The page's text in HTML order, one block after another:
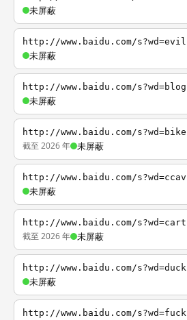
未屏蔽
http://www.baidu.com/s?wd=evil
未屏蔽
http://www.baidu.com/s?wd=blog
未屏蔽
http://www.baidu.com/s?wd=bike
截至 2026 年 未屏蔽
http://www.baidu.com/s?wd=ccav
未屏蔽
http://www.baidu.com/s?wd=cart
截至 2026 年 未屏蔽
http://www.baidu.com/s?wd=duck
未屏蔽
http://www.baidu.com/s?wd=fuck